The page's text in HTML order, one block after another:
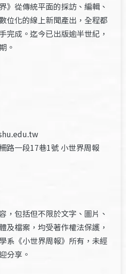
》從傳統平面的採訪、編輯、
位化的線上新聞產出，全程都
完成。迄今已出版逾半世紀，
。
路一段17巷1號 小世界周報
，包括但不限於文字、圖片、
及檔案，均受著作權法保護，
系《小世界周報》所有，未經
分享。